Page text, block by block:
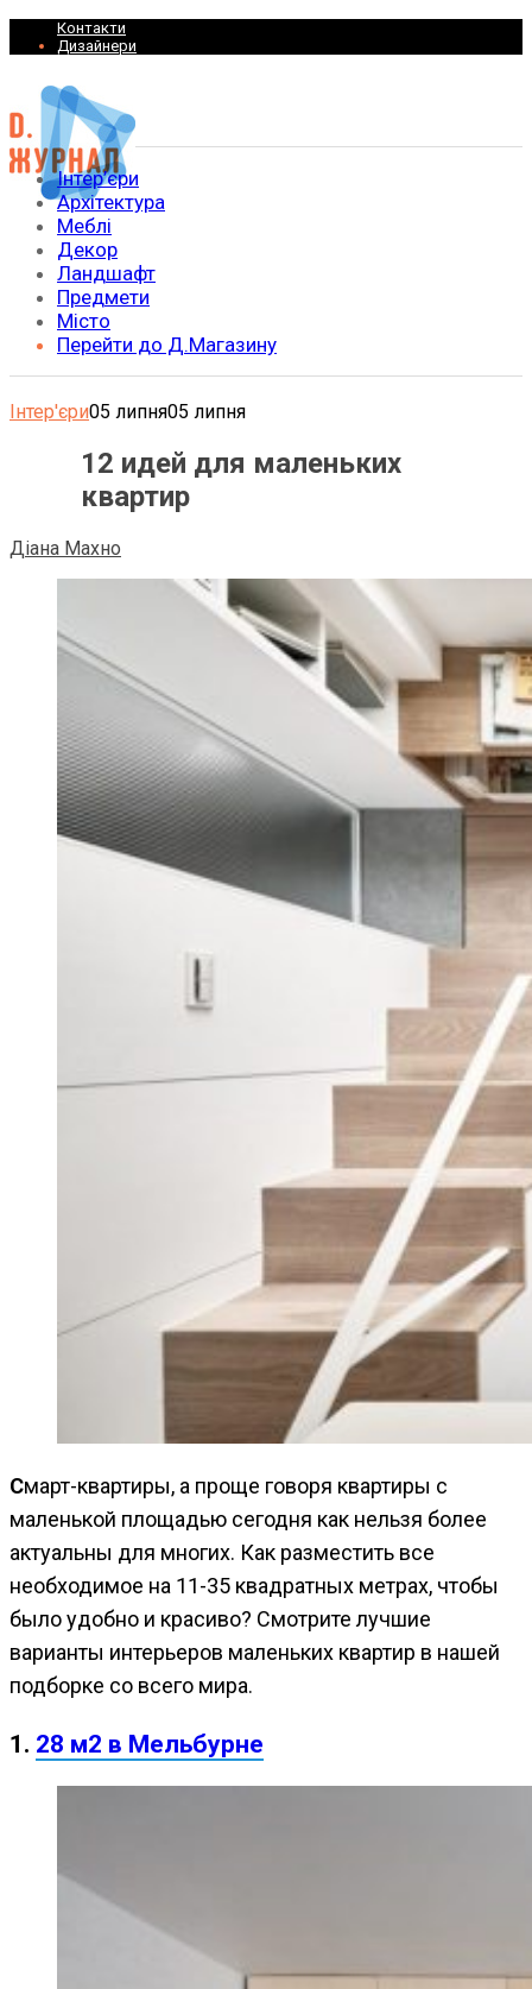
Контакти
Дизайнери
Інтер’єри
Архітектура
Меблі
Декор
Ландшафт
Предмети
Місто
Перейти до Д.Магазину
Інтер'єри05 липня05 липня
12 идей для маленьких
квартир
Діана Махно
Смарт-квартиры, а проще говоря квартиры с
маленькой площадью сегодня как нельзя более
актуальны для многих. Как разместить все
необходимое на 11-35 квадратных метрах, чтобы
было удобно и красиво? Смотрите лучшие
варианты интерьеров маленьких квартир в нашей
подборке со всего мира.
1. 28 м2 в Мельбурне